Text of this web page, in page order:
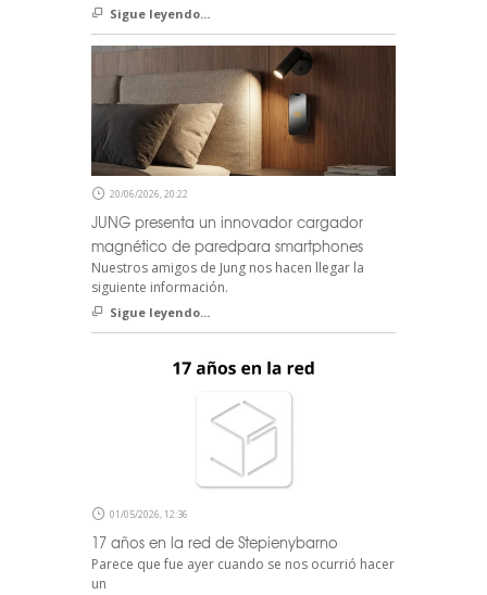
Sigue leyendo...
20/06/2026, 20:22
JUNG presenta un innovador cargador
magnético de paredpara smartphones
Nuestros amigos de Jung nos hacen llegar la
siguiente información.
Sigue leyendo...
01/05/2026, 12:36
17 años en la red de Stepienybarno
Parece que fue ayer cuando se nos ocurrió hacer
un